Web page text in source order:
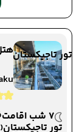
تور تاجیکستان
تور تاجیکستان
7 شب اقامت